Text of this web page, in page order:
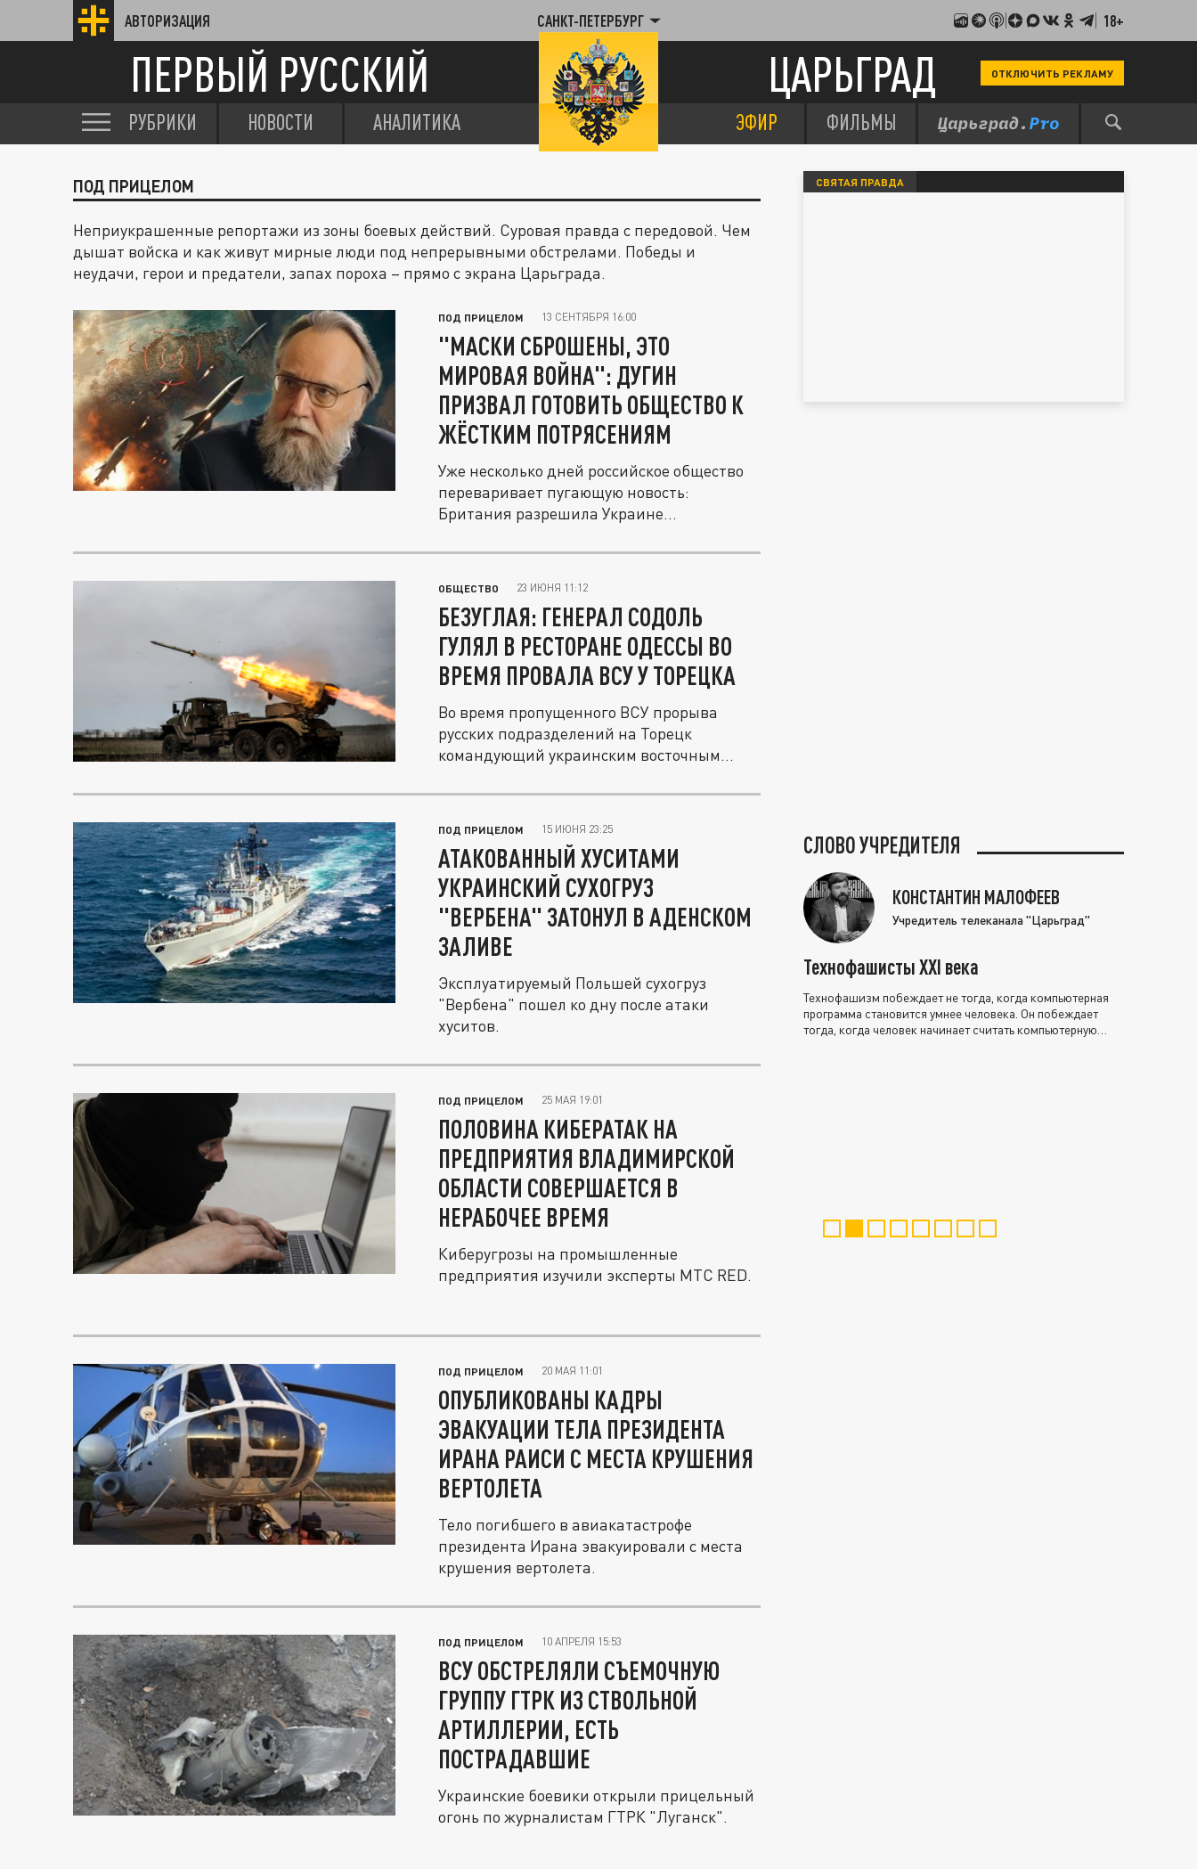
АВТОРИЗАЦИЯ САНКТ-ПЕТЕРБУРГ 18+
ПЕРВЫЙ РУССКИЙ ЦАРЬГРАД ОТКЛЮЧИТЬ РЕКЛАМУ
РУБРИКИ НОВОСТИ АНАЛИТИКА ЭФИР ФИЛЬМЫ
ПОД ПРИЦЕЛОМ
Неприукрашенные репортажи из зоны боевых действий. Суровая правда с передовой. Чем
дышат войска и как живут мирные люди под непрерывными обстрелами. Победы и
неудачи, герои и предатели, запах пороха – прямо с экрана Царьграда.
ПОД ПРИЦЕЛОМ 13 СЕНТЯБРЯ 16:00
"МАСКИ СБРОШЕНЫ, ЭТО
МИРОВАЯ ВОЙНА": ДУГИН
ПРИЗВАЛ ГОТОВИТЬ ОБЩЕСТВО К
ЖЁСТКИМ ПОТРЯСЕНИЯМ
Уже несколько дней российское общество
переваривает пугающую новость:
Британия разрешила Украине
ОБЩЕСТВО 23 ИЮНЯ 11:12
БЕЗУГЛАЯ: ГЕНЕРАЛ СОДОЛЬ
ГУЛЯЛ В РЕСТОРАНЕ ОДЕССЫ ВО
ВРЕМЯ ПРОВАЛА ВСУ У ТОРЕЦКА
Во время пропущенного ВСУ прорыва
русских подразделений на Торецк
командующий украинским восточным
ПОД ПРИЦЕЛОМ 15 ИЮНЯ 23:25
АТАКОВАННЫЙ ХУСИТАМИ
УКРАИНСКИЙ СУХОГРУЗ
"ВЕРБЕНА" ЗАТОНУЛ В АДЕНСКОМ
ЗАЛИВЕ
Эксплуатируемый Польшей сухогруз
"Вербена" пошел ко дну после атаки
хуситов.
ПОД ПРИЦЕЛОМ 25 МАЯ 19:01
ПОЛОВИНА КИБЕРАТАК НА
ПРЕДПРИЯТИЯ ВЛАДИМИРСКОЙ
ОБЛАСТИ СОВЕРШАЕТСЯ В
НЕРАБОЧЕЕ ВРЕМЯ
Киберугрозы на промышленные
предприятия изучили эксперты МТС RED.
ПОД ПРИЦЕЛОМ 20 МАЯ 11:01
ОПУБЛИКОВАНЫ КАДРЫ
ЭВАКУАЦИИ ТЕЛА ПРЕЗИДЕНТА
ИРАНА РАИСИ С МЕСТА КРУШЕНИЯ
ВЕРТОЛЕТА
Тело погибшего в авиакатастрофе
президента Ирана эвакуировали с места
крушения вертолета.
ПОД ПРИЦЕЛОМ 10 АПРЕЛЯ 15:53
ВСУ ОБСТРЕЛЯЛИ СЪЕМОЧНУЮ
ГРУППУ ГТРК ИЗ СТВОЛЬНОЙ
АРТИЛЛЕРИИ, ЕСТЬ
ПОСТРАДАВШИЕ
Украинские боевики открыли прицельный
огонь по журналистам ГТРК "Луганск".
СВЯТАЯ ПРАВДА
СЛОВО УЧРЕДИТЕЛЯ
КОНСТАНТИН МАЛОФЕЕВ
Учредитель телеканала "Царьград"
Технофашисты XXI века
Технофашизм побеждает не тогда, когда компьютерная
программа становится умнее человека. Он побеждает
тогда, когда человек начинает считать компьютерную